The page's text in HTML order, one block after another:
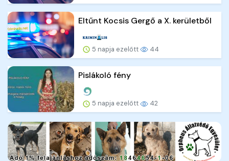
Eltűnt Kocsis Gergő a X. kerületből
5 napja ezelőtt 44
Pislákoló fény
5 napja ezelőtt 42